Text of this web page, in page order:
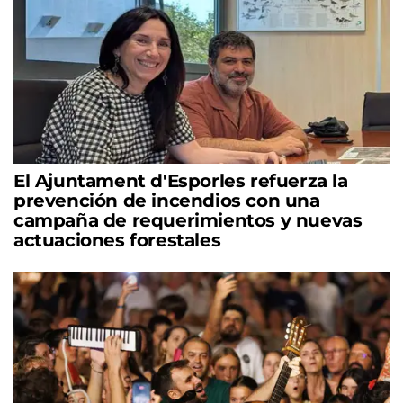
El Ajuntament d'Esporles refuerza la
prevención de incendios con una
campaña de requerimientos y nuevas
actuaciones forestales